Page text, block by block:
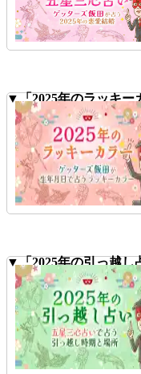
▼「2025年のラッキー
▼「2025年の引っ越し